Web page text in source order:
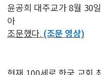
윤공희 대주교가 8월 30
아
조문했다. (조문 영상)
현재 100세로 한국 교회